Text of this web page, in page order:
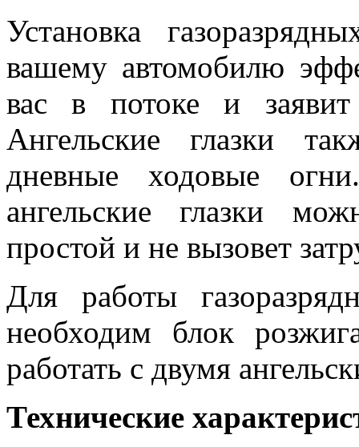
Установка
вашему автомобилю
вас в потоке и
Ангельские глазки
дневные ходовые
ангельские глазки
простой и не вызовет
Для работы
необходим блок
работать с двумя
Технические